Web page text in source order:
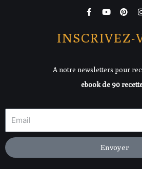
F
a
e
b
-
Y
t
u
P
i
t
e
t
a
INSCRIVEZ-
A notre newsletters pour
ebook de 90
Envoyer